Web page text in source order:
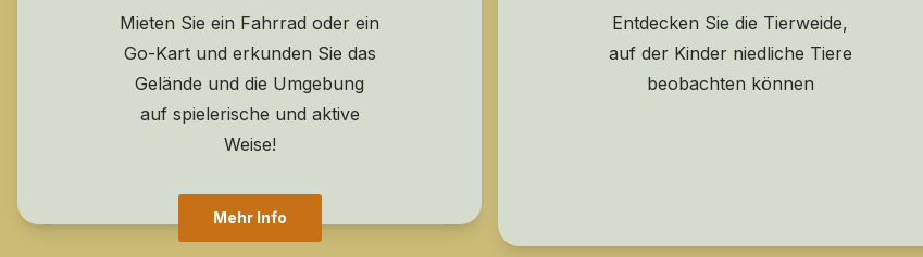
Mieten Sie ein Fahrrad oder ein
Go-Kart und erkunden Sie das
Gelände und die Umgebung
auf spielerische und aktive
Weise!
Mehr Info
Entdecken Sie die Tierweide,
auf der Kinder niedliche Tiere
beobachten können